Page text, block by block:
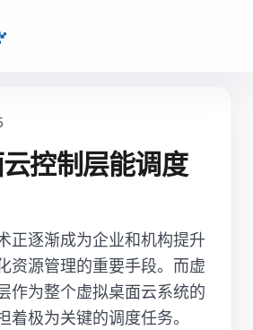
控制层能调度
正逐渐成为企业和机构提升
资源管理的重要手段。而虚
作为整个虚拟桌面云系统的
着极为关键的调度任务。